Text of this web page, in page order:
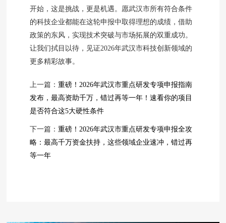
开始，这是挑战，更是机遇。愿武汉市所有符合条件
的科技企业都能在这轮申报中取得理想的成绩，借助
政策的东风，实现技术突破与市场拓展的双重成功。
让我们拭目以待，见证2026年武汉市科技创新领域的
更多精彩故事。
上一篇：重磅！2026年武汉市重点研发专项申报指南
发布，最高资助千万，错过再等一年！速看你的项目
是否符合这5大硬性条件
下一篇：重磅！2026年武汉市重点研发专项申报全攻
略：最高千万资金扶持，这些领域企业速冲，错过再
等一年